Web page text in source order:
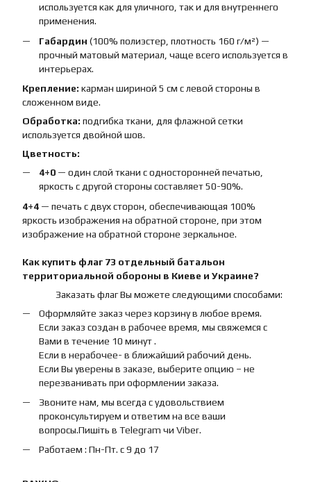
используется как для уличного, так и для внутреннего
применения.
Габардин (100% полиэстер, плотность 160 г/м²) —
прочный матовый материал, чаще всего используется в
интерьерах.
Крепление: карман шириной 5 см с левой стороны в
сложенном виде.
Обработка: подгибка ткани, для флажной сетки
используется двойной шов.
Цветность:
4+0 — один слой ткани с односторонней печатью,
яркость с другой стороны составляет 50-90%.
4+4 — печать с двух сторон, обеспечивающая 100%
яркость изображения на обратной стороне, при этом
изображение на обратной стороне зеркальное.
Как купить флаг 73 отдельный батальон
территориальной обороны в Киеве и Украине?
Заказать флаг Вы можете следующими способами:
Оформляйте заказ через корзину в любое время.
Если заказ создан в рабочее время, мы свяжемся с
Вами в течение 10 минут .
Если в нерабочее- в ближайший рабочий день.
Если Вы уверены в заказе, выберите опцию – не
перезванивать при оформлении заказа.
Звоните нам, мы всегда с удовольствием
проконсультируем и ответим на все ваши
вопросы.Пишіть в Telegram чи Viber.
Работаем : Пн-Пт. с 9 до 17